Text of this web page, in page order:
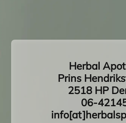
Herbal
Prins
2518 HP
06-